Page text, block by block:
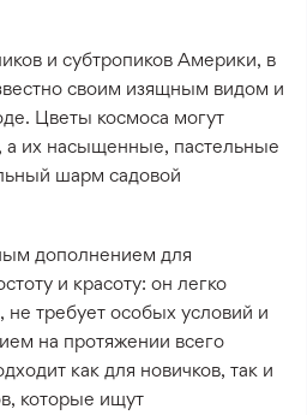
и субтропиков Америки, в
своим изящным видом и
Цветы космоса могут
а их насыщенные, пастельные
шарм садовой
дополнением для
и красоту: он легко
требует особых условий и
на протяжении всего
как для новичков, так и
которые ищут